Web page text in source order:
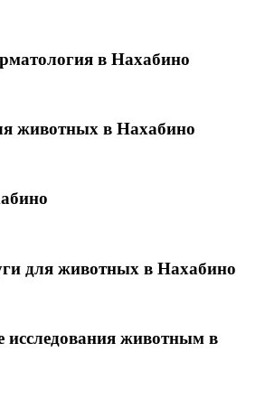
в Нахабино
животных в Нахабино
для животных в Нахабино
исследования животным в